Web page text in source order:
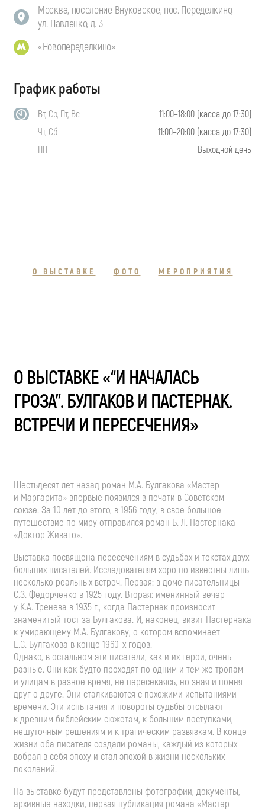
Москва, поселение Внуковское, пос. Переделкино,
ул. Павленко, д. 3
«Новопеределкино»
График работы
Вт, Ср, Пт, Вс
11:00–18:00 (касса до 17:30)
Чт, Сб
11:00–20:00 (касса до 17:30)
ПН
Выходной день
О ВЫСТАВКЕ ФОТО МЕРОПРИЯТИЯ
О ВЫСТАВКЕ «“И НАЧАЛАСЬ
ГРОЗА”. БУЛГАКОВ И ПАСТЕРНАК.
ВСТРЕЧИ И ПЕРЕСЕЧЕНИЯ»
Шестьдесят лет назад роман М.А. Булгакова «Мастер
и Маргарита» впервые появился в печати в Советском
союзе. За 10 лет до этого, в 1956 году, в свое большое
путешествие по миру отправился роман Б. Л. Пастернака
«Доктор Живаго».
Выставка посвящена пересечениям в судьбах и текстах двух
больших писателей. Исследователям хорошо известны лишь
несколько реальных встреч. Первая: в доме писательницы
С.З. Федорченко в 1925 году. Вторая: именинный вечер
у К.А. Тренева в 1935 г., когда Пастернак произносит
знаменитый тост за Булгакова. И, наконец, визит Пастернака
к умирающему М.А. Булгакову, о котором вспоминает
Е.С. Булгакова в конце 1960-х годов.
Однако, в остальном эти писатели, как и их герои, очень
разные. Они как будто проходят по одним и тем же тропам
и улицам в разное время, не пересекаясь, но зная и помня
друг о друге. Они сталкиваются с похожими испытаниями
времени. Эти испытания и повороты судьбы отсылают
к древним библейским сюжетам, к большим поступками,
нешуточным решениям и к трагическим развязкам. В конце
жизни оба писателя создали романы, каждый из которых
вобрал в себя эпоху и стал эпохой в жизни нескольких
поколений.
На выставке будут представлены фотографии, документы,
архивные находки, первая публикация романа «Мастер